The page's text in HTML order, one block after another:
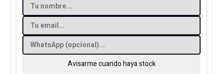
Avisarme cuando haya stock